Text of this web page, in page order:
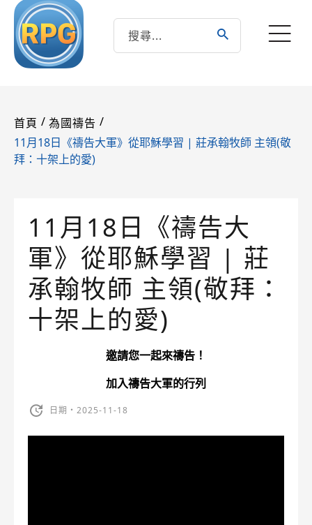
首頁 / 為國禱告 /
11月18日《禱告大軍》從耶穌學習 | 莊承翰牧師 主領(敬
拜：十架上的愛)
11月18日《禱告大
軍》從耶穌學習 | 莊
承翰牧師 主領(敬拜：
十架上的愛)
邀請您一起來禱告！
加入禱告大軍的行列
日期・2025-11-18